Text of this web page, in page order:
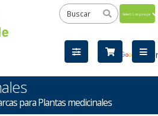
by
para Plantas medicinales